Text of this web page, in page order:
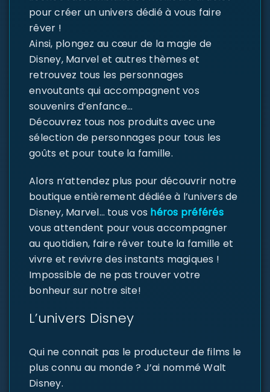
pour créer un univers dédié à vous faire
rêver !
Ainsi, plongez au cœur de la magie de
Disney, Marvel et autres thèmes et
retrouvez tous les personnages
envoutants qui accompagnent vos
souvenirs d’enfance…
Découvrez tous nos produits avec une
sélection de personnages pour tous les
goûts et pour toute la famille.
Alors n’attendez plus pour découvrir notre
boutique entièrement dédiée à l’univers de
Disney, Marvel… tous vos héros préférés
vous attendent pour vous accompagner
au quotidien, faire rêver toute la famille et
vivre et revivre des instants magiques !
Impossible de ne pas trouver votre
bonheur sur notre site!
L’univers Disney
Qui ne connait pas le producteur de films le
plus connu au monde ? J’ai nommé Walt
Disney.